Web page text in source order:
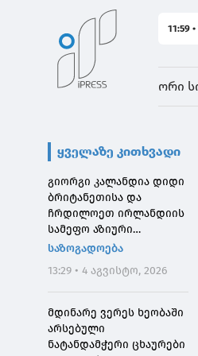
11:59
ორი
ყველაზე კითხვადი
გიორგი კალანდია დიდი
ბრიტანეთისა და
ჩრდილოეთ ირლანდიის
სამეფო აზიური
საზოგადოების
საზოგადოება
13:29 • 4 აგვისტო, 2026
მდინარე ვერეს ხეობაში
არსებული
ნატანდამჭერი ცხაურები